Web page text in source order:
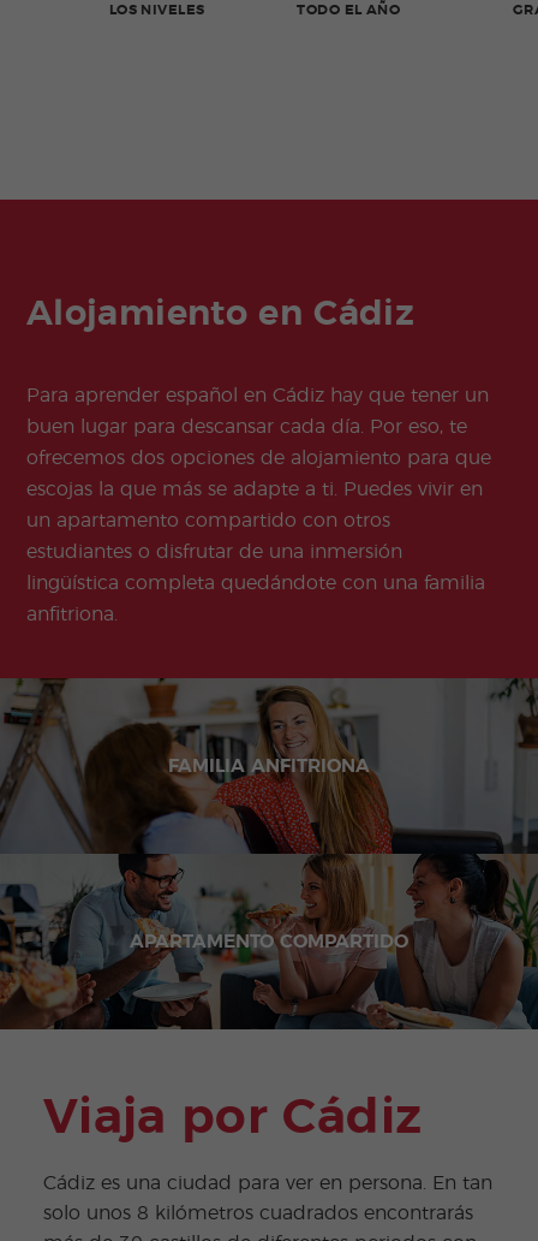
LOS NIVELES TODO EL AÑO
Alojamiento en Cádiz
Para aprender español en Cádiz hay que tener un
buen lugar para descansar cada día. Por eso, te
ofrecemos dos opciones de alojamiento para que
escojas la que más se adapte a ti. Puedes vivir en
un apartamento compartido con otros
estudiantes o disfrutar de una inmersión
lingüística completa quedándote con una familia
anfitriona.
FAMILIA ANFITRIONA
APARTAMENTO COMPARTIDO
Viaja por Cádiz
Cádiz es una ciudad para ver en persona. En tan
solo unos 8 kilómetros cuadrados encontrarás